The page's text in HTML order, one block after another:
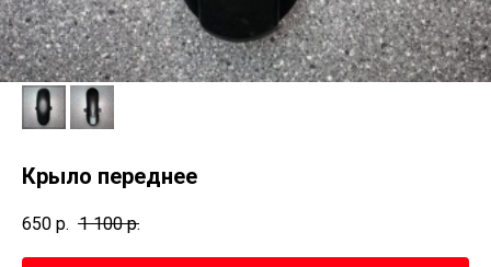
Крыло переднее
650 р. 1 100 р.